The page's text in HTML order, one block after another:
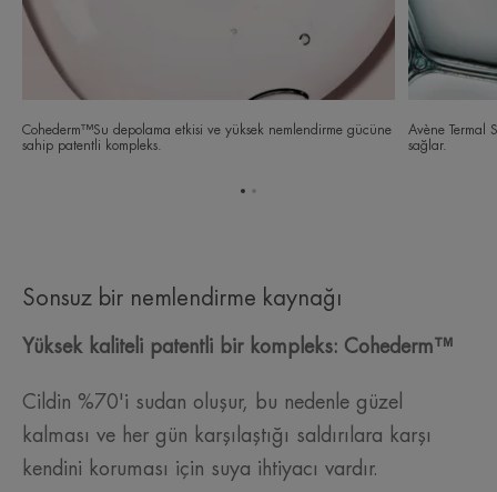
Cohederm™Su depolama etkisi ve yüksek nemlendirme gücüne
sahip patentli kompleks.
Avène Termal
sağlar.
Sonsuz bir nemlendirme kaynağı
Yüksek kaliteli patentli bir kompleks: Cohederm™
Cildin %70'i sudan oluşur, bu nedenle güzel
kalması ve her gün karşılaştığı saldırılara karşı
kendini koruması için suya ihtiyacı vardır.